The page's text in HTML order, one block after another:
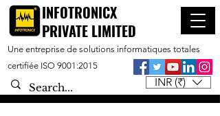
INFOTRONICX
PRIVATE LIMITED
Une entreprise de solutions informatiques totales
certifiée ISO 9001:2015
INR (₹)